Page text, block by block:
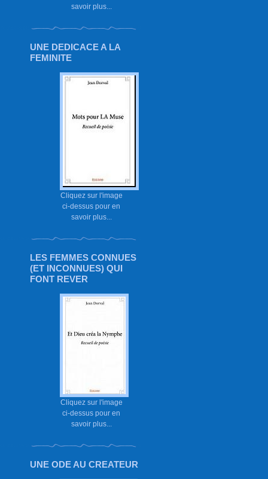
savoir plus...
UNE DEDICACE A LA
FEMINITE
Cliquez sur l'image
ci-dessus pour en
savoir plus...
LES FEMMES CONNUES
(ET INCONNUES) QUI
FONT REVER
Cliquez sur l'image
ci-dessus pour en
savoir plus...
UNE ODE AU CREATEUR